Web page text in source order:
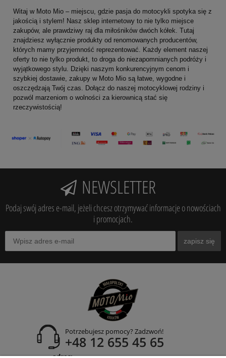
Witaj w Moto Mio – miejscu, gdzie pasja do motocykli spotyka się z
jakością i stylem! Nasz sklep internetowy to nie tylko miejsce
zakupów, ale prawdziwy raj dla miłośników dwóch kółek. Tutaj
znajdziesz wyłącznie produkty od renomowanych producentów,
których mamy przyjemność reprezentować. Każdy element naszej
oferty to nie tylko produkt, to droga do niezapomnianych podróży i
wyjątkowego stylu. Dzięki naszym konkurencyjnym cenom i
szybkiej dostawie, zakupy w Moto Mio są łatwe, wygodne i
oszczędzają Twój czas. Dołącz do naszej motocyklowej rodziny i
pozwól marzeniom o wolności za kierownicą stać się
rzeczywistością!
NEWSLETTER
Podaj swój adres e-mail, jeżeli chcesz otrzymywać informacje o nowościach
i promocjach.
zapisz się
Potrzebujesz pomocy? Zadzwoń!
+48 12 655 45 65